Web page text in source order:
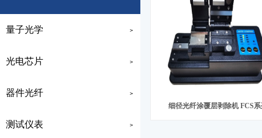
量子光学 >
光电芯片 >
器件光纤 >
测试仪表 >
细径光纤涂覆层剥除机 FCS